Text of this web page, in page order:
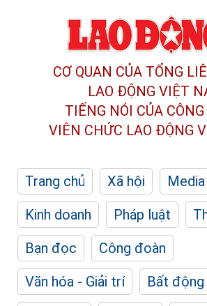
CƠ QUAN CỦA TỔNG
LAO ĐỘNG VIỆT
TIẾNG NÓI CỦA
VIÊN CHỨC LAO ĐỘNG
Trang chủ Xã hội Media
Kinh doanh
Pháp luật
Bạn đọc
Công đoàn
Văn hóa - Giải trí
Bất động